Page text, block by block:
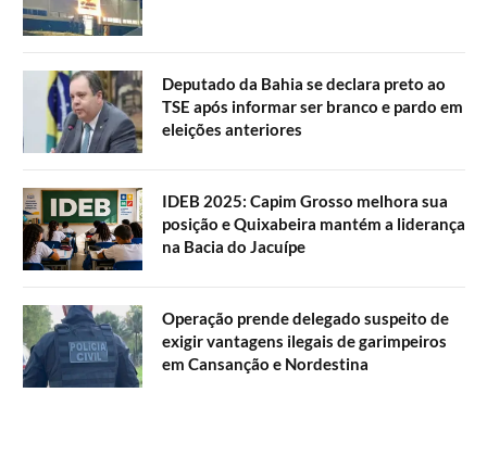
Deputado da Bahia se declara preto ao
TSE após informar ser branco e pardo em
eleições anteriores
IDEB 2025: Capim Grosso melhora sua
posição e Quixabeira mantém a liderança
na Bacia do Jacuípe
Operação prende delegado suspeito de
exigir vantagens ilegais de garimpeiros
em Cansanção e Nordestina